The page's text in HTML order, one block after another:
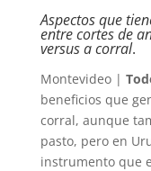
Aspectos que
entre cortes de
versus a corral.
Montevideo |
beneficios que
corral, aunque
pasto, pero en
instrumento que